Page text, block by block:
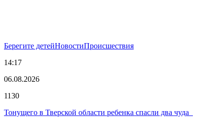
Берегите детейНовостиПроисшествия
14:17
06.08.2026
1130
Тонущего в Тверской области ребенка спасли два чуда